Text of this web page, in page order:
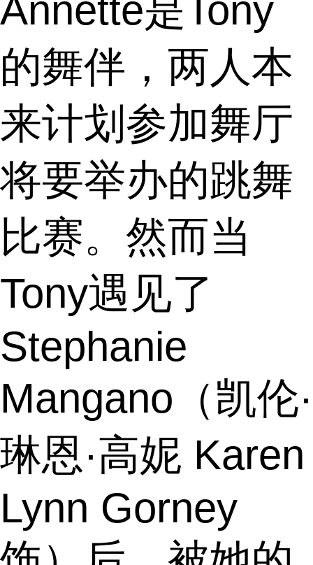
Annette是Tony
的舞伴，两人本
来计划参加舞厅
将要举办的跳舞
比赛。然而当
Tony遇见了
Stephanie
Mangano（凯伦·
琳恩·高妮 Karen
Lynn Gorney